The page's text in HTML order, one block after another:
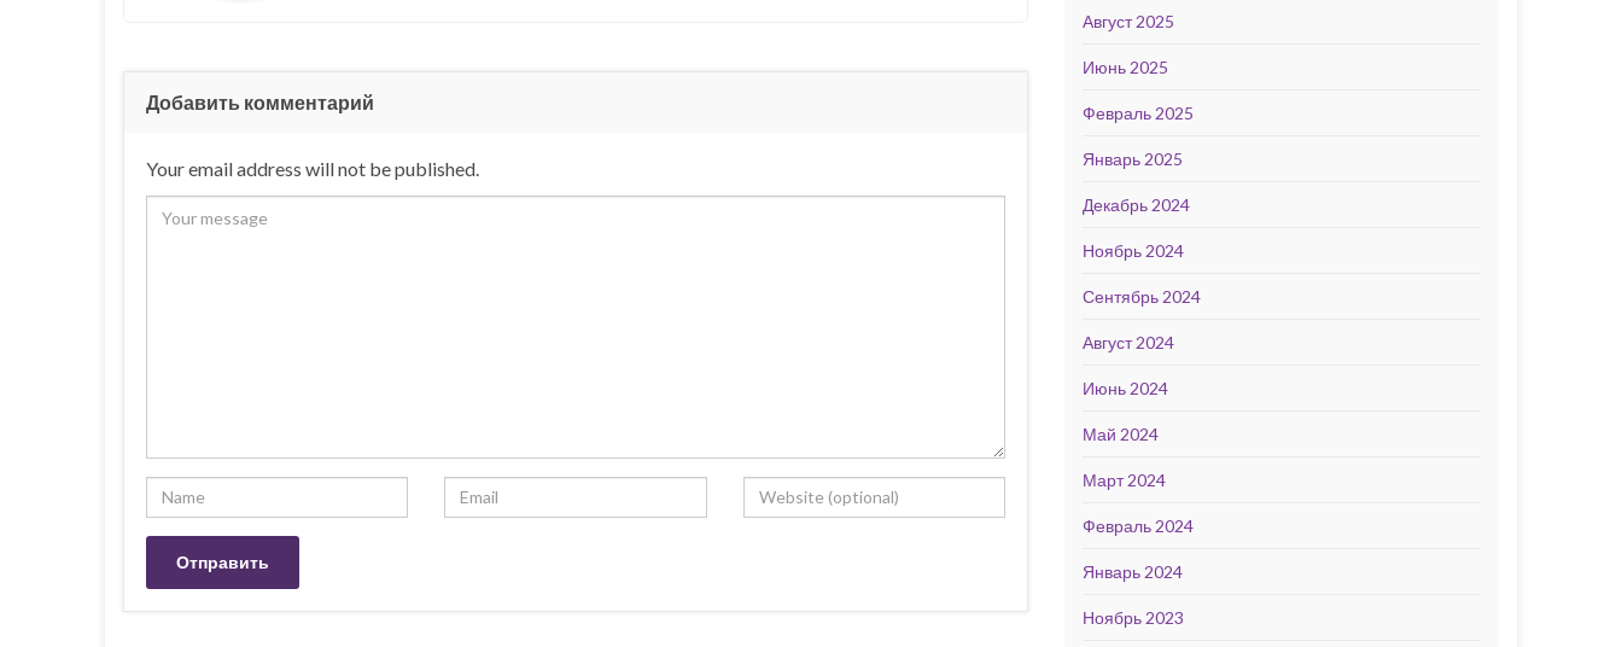
Добавить комментарий
Your email address will not be published.
Август 2025
Июнь 2025
Февраль 2025
Январь 2025
Декабрь 2024
Ноябрь 2024
Сентябрь 2024
Август 2024
Июнь 2024
Май 2024
Март 2024
Февраль 2024
Январь 2024
Ноябрь 2023